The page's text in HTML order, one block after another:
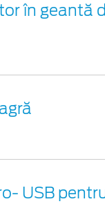
în geantă
USB